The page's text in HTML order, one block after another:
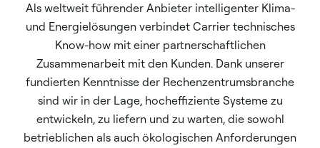
Als weltweit führender Anbieter intelligenter Klima-
und Energielösungen verbindet Carrier technisches
Know-how mit einer partnerschaftlichen
Zusammenarbeit mit den Kunden. Dank unserer
fundierten Kenntnisse der Rechenzentrumsbranche
sind wir in der Lage, hocheffiziente Systeme zu
entwickeln, zu liefern und zu warten, die sowohl
betrieblichen als auch ökologischen Anforderungen